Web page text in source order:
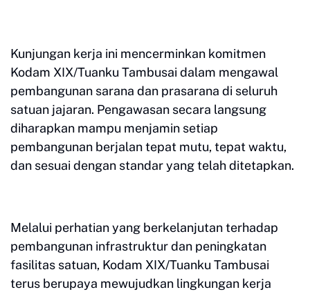
Kunjungan kerja ini mencerminkan komitmen
Kodam XIX/Tuanku Tambusai dalam mengawal
pembangunan sarana dan prasarana di seluruh
satuan jajaran. Pengawasan secara langsung
diharapkan mampu menjamin setiap
pembangunan berjalan tepat mutu, tepat waktu,
dan sesuai dengan standar yang telah ditetapkan.
Melalui perhatian yang berkelanjutan terhadap
pembangunan infrastruktur dan peningkatan
fasilitas satuan, Kodam XIX/Tuanku Tambusai
terus berupaya mewujudkan lingkungan kerja